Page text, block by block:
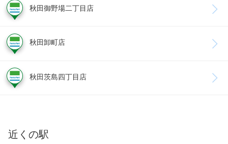
秋田御野場二丁目店
秋田卸町店
秋田茨島四丁目店
近くの駅